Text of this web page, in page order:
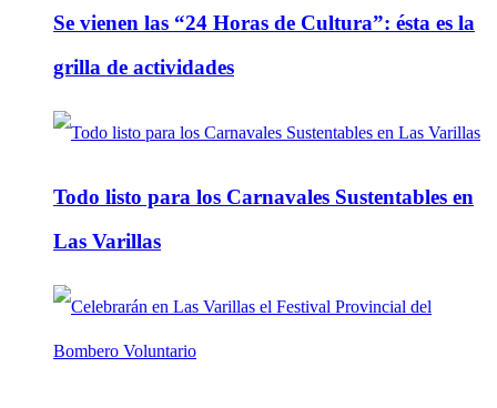
Se vienen las “24 Horas de Cultura”: ésta es la
grilla de actividades
Todo listo para los Carnavales Sustentables en
Las Varillas